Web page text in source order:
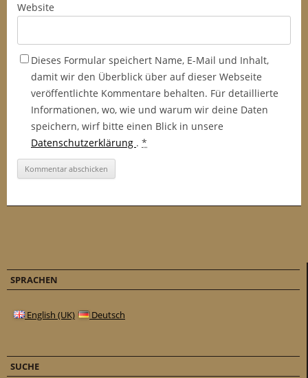
Website
Dieses Formular speichert Name, E-Mail und Inhalt,
damit wir den Überblick über auf dieser Webseite
veröffentlichte Kommentare behalten. Für detaillierte
Informationen, wo, wie und warum wir deine Daten
speichern, wirf bitte einen Blick in unsere
Datenschutzerklärung . *
SPRACHEN
English (UK) Deutsch
SUCHE